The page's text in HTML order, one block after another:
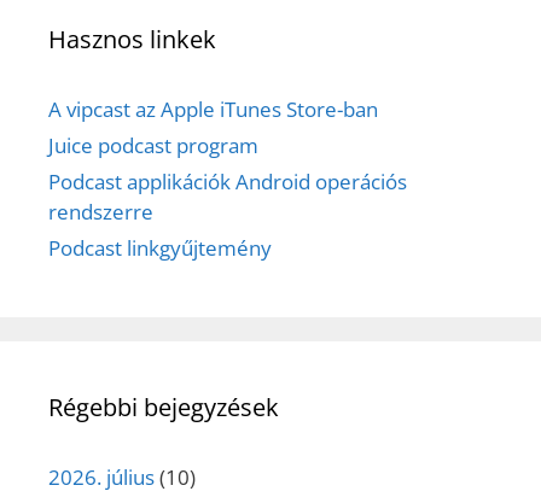
Hasznos linkek
A vipcast az Apple iTunes Store-ban
Juice podcast program
Podcast applikációk Android operációs
rendszerre
Podcast linkgyűjtemény
Régebbi bejegyzések
2026. július(10)